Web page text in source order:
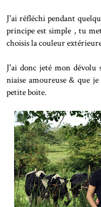
J'ai réfléchi pendant
principe est simple , tu
choisis la couleur
J'ai donc jeté mon dévolu
niaise amoureuse & que
petite boite.